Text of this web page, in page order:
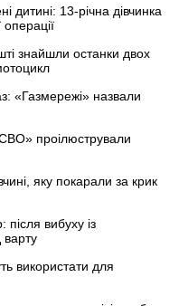
дитині: 13-річна дівчинка
знайшли останки двох
«Газмережі» назвали
проілюстрували
яку покарали за крик
після вибуху із
варту
використати для